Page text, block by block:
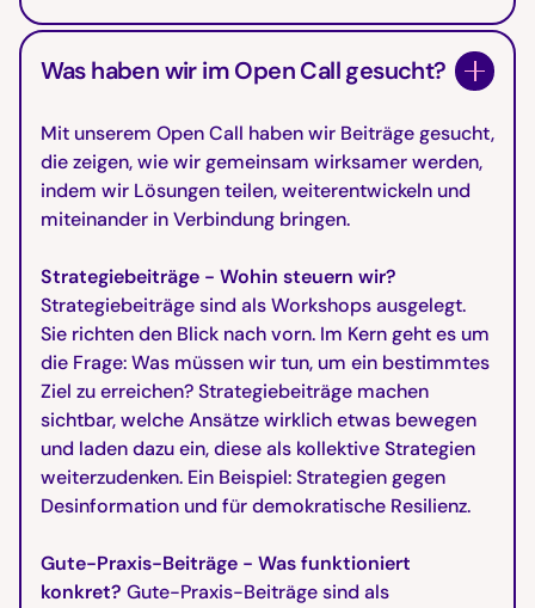
Was haben wir im Open Call gesucht?
Mit unserem Open Call haben wir Beiträge gesucht,
die zeigen, wie wir gemeinsam wirksamer werden,
indem wir Lösungen teilen, weiterentwickeln und
miteinander in Verbindung bringen.
Strategiebeiträge - Wohin steuern wir?
Strategiebeiträge sind als Workshops ausgelegt.
Sie richten den Blick nach vorn. Im Kern geht es um
die Frage: Was müssen wir tun, um ein bestimmtes
Ziel zu erreichen? Strategiebeiträge machen
sichtbar, welche Ansätze wirklich etwas bewegen
und laden dazu ein, diese als kollektive Strategien
weiterzudenken. Ein Beispiel: Strategien gegen
Desinformation und für demokratische Resilienz.
Gute-Praxis-Beiträge - Was funktioniert
konkret? Gute-Praxis-Beiträge sind als